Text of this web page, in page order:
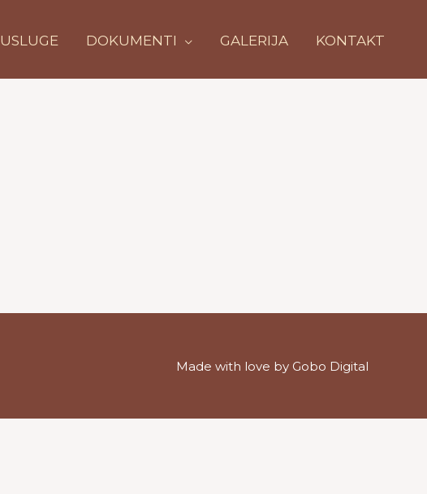
USLUGE DOKUMENTI GALERIJA KONTAKT
Made with love by Gobo Digital